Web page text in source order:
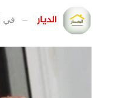
الديار في